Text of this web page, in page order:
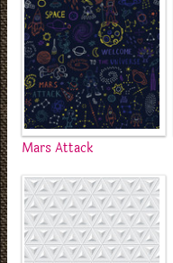
Mars Attack